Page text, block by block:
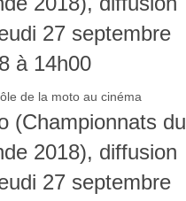
27 septembre
à 14h00
(Championnats du
2018), diffusion
27 septembre